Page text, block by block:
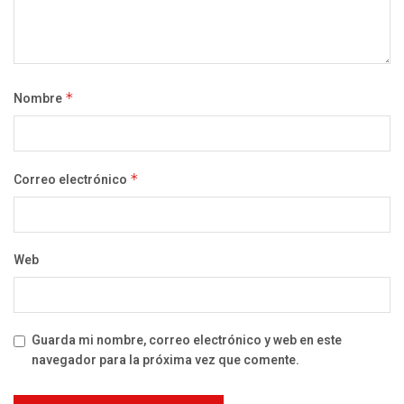
Nombre *
Correo electrónico *
Web
Guarda mi nombre, correo electrónico y web en este
navegador para la próxima vez que comente.